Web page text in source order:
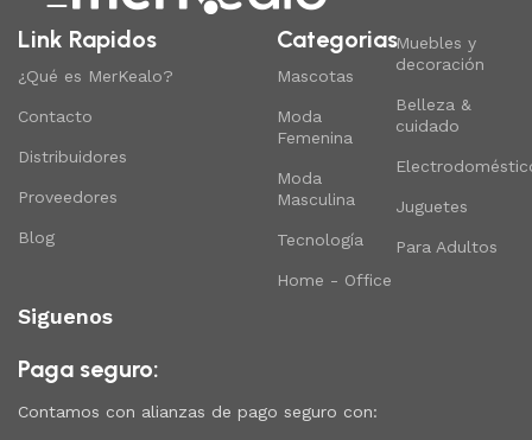
Link Rapidos
¿Qué es MerKealo?
Contacto
Distribuidores
Proveedores
Blog
Categorias
Mascotas
Moda
Femenina
Moda
Masculina
Tecnología
Home - Office
Muebles y
decoración
Belleza &
cuidado
Juguetes
Para Adultos
Siguenos
Paga seguro:
Contamos con alianzas de pago seguro con: